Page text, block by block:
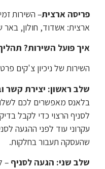
פריסה ארצית
ארצית: אשדוד, חולון, באר
איך פועל השירות?
השירות של ניכיון צ'קים
שלב ראשון: יצירת קשר
בלאנס מאפשרים לכם
לסניף הרצוי כדי לקבל
עקרוני עוד לפני ההגעה
שהעסקה תעבור בחלקות.
שלב שני: הגעה לסניף –